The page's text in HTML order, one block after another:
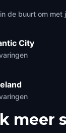
de buurt om met
City
meer